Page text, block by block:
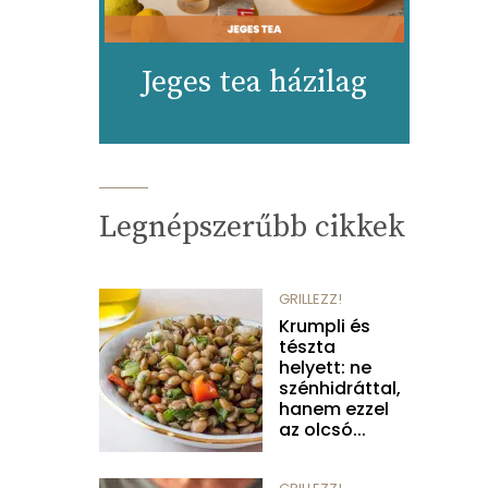
Jeges tea házilag
Legnépszerűbb cikkek
GRILLEZZ!
Krumpli és
tészta
helyett: ne
szénhidráttal,
hanem ezzel
az olcsó...